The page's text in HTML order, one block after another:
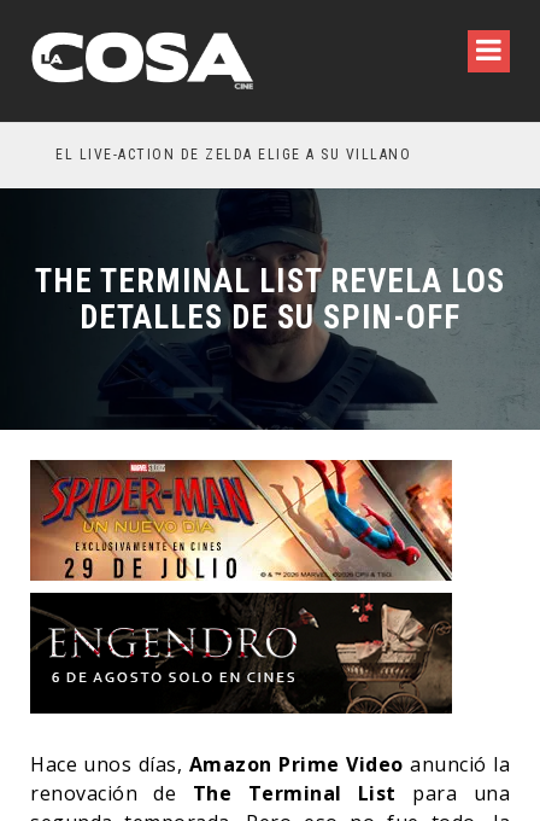
EL LIVE-ACTION DE ZELDA ELIGE A SU VILLANO
THE TERMINAL LIST REVELA LOS
DETALLES DE SU SPIN-OFF
Hace unos días, Amazon Prime Video anunció la
renovación de The Terminal List para una